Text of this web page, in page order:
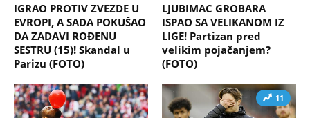
IGRAO PROTIV ZVEZDE U
EVROPI, A SADA POKUŠAO
DA ZADAVI ROĐENU
SESTRU (15)! Skandal u
Parizu (FOTO)
LJUBIMAC GROBARA
ISPAO SA VELIKANOM IZ
LIGE! Partizan pred
velikim pojačanjem?
(FOTO)
11